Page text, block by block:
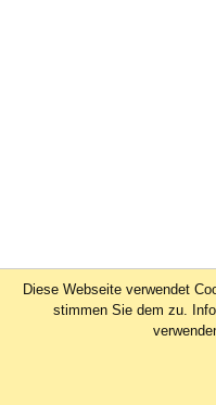
Diese Webseite verwendet
stimmen Sie dem zu.